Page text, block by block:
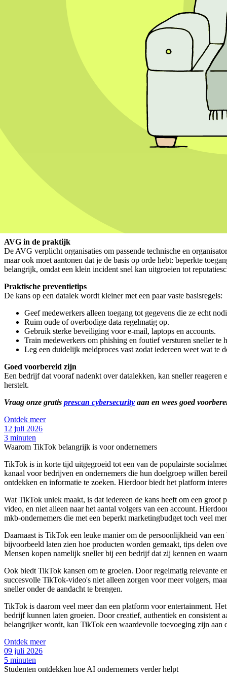
analyseren. Hierdoor kunnen bedrijven efficiënter werken en tijd
Voor de toekomst wordt verwacht dat socialmediamarketing nog
socialmediaplatforms meer mogelijkheden bieden om producten en
bereid zijn te experimenteren met nieuwe vormen van content,
blijft hetzelfde: waarde bieden aan de klant staat centraal.
Wil je meer weten over hoe je social media effectief kunt inzetten
Is jouw bedrijf voorbereid op een datalek?
Een datalek kan iedereen overkomen, ook mkb-bedrijven. Het gaat
Wat is een datalek?
AVG in de praktijk
De AVG verplicht organisaties om passende technische en
maar ook moet aantonen dat je de basis op orde hebt: beperkte
belangrijk, omdat een klein incident snel kan uitgroeien tot
Praktische preventietips
De kans op een datalek wordt kleiner met een paar vaste basisregels:
Geef medewerkers alleen toegang tot gegevens die ze echt
Ruim oude of overbodige data regelmatig op.
Gebruik sterke beveiliging voor e-mail, laptops en accounts.
Train medewerkers om phishing en foutief versturen sneller te
Leg een duidelijk meldproces vast zodat iedereen weet wat te
Goed voorbereid zijn
Een bedrijf dat vooraf nadenkt over datalekken, kan sneller
herstelt.
Vraag onze gratis prescan cybersecurity aan en wees goed
Ontdek meer
12 juli 2026
3 minuten
Waarom TikTok belangrijk is voor ondernemers
TikTok is in korte tijd uitgegroeid tot een van de populairste
kanaal voor bedrijven en ondernemers die hun doelgroep willen
ontdekken en informatie te zoeken. Hierdoor biedt het platform
Wat TikTok uniek maakt, is dat iedereen de kans heeft om een
video, en niet alleen naar het aantal volgers van een account.
mkb-ondernemers die met een beperkt marketingbudget toch veel
Daarnaast is TikTok een leuke manier om de persoonlijkheid van
bijvoorbeeld laten zien hoe producten worden gemaakt, tips delen
Mensen kopen namelijk sneller bij een bedrijf dat zij kennen en
Ook biedt TikTok kansen om te groeien. Door regelmatig relevante
succesvolle TikTok-video's niet alleen zorgen voor meer volgers,
sneller onder de aandacht te brengen.
TikTok is daarom veel meer dan een platform voor entertainment.
bedrijf kunnen laten groeien. Door creatief, authentiek en
belangrijker wordt, kan TikTok een waardevolle toevoeging zijn aan
Ontdek meer
09 juli 2026
5 minuten
Studenten ontdekken hoe AI ondernemers verder helpt